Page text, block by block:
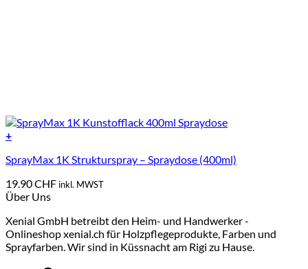
+
Produkt
mehrere
Varianten
Die
Optionen
können
SprayMax 1K Strukturspray – Spraydose (400ml)
19.90CHF inkl. MWST
Über Uns
Xenial GmbH betreibt den Heim- und Handwerker -
Onlineshop xenial.ch für Holzpflegeprodukte, Farben und
Sprayfarben. Wir sind in Küssnacht am Rigi zu Hause.